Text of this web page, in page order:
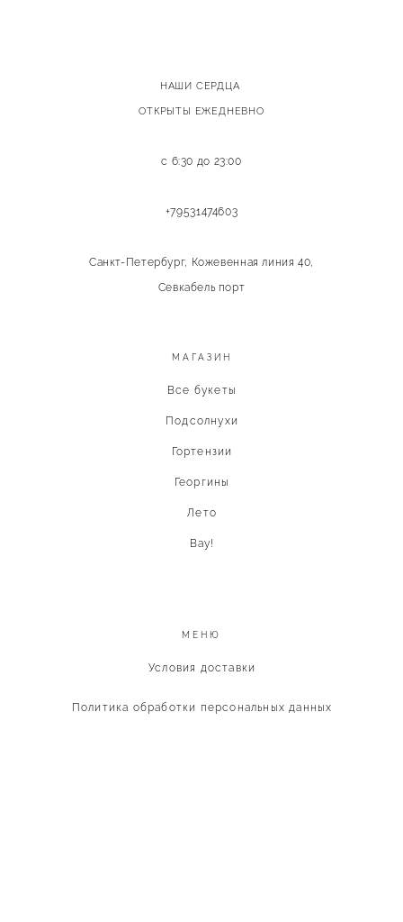
НАШИ СЕРДЦА
ОТКРЫТЫ ЕЖЕДНЕВНО
с 6:30 до 23:00
+79531474603
Санкт-Петербург, Кожевенная линия 40,
Севкабель порт
МАГАЗИН
Все букеты
Подсолнухи
Гортензии
Георгины
Лето
Вау!
МЕНЮ
Условия доставки
Политика обработки персональных данных